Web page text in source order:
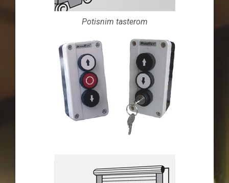
Potisnim tasterom